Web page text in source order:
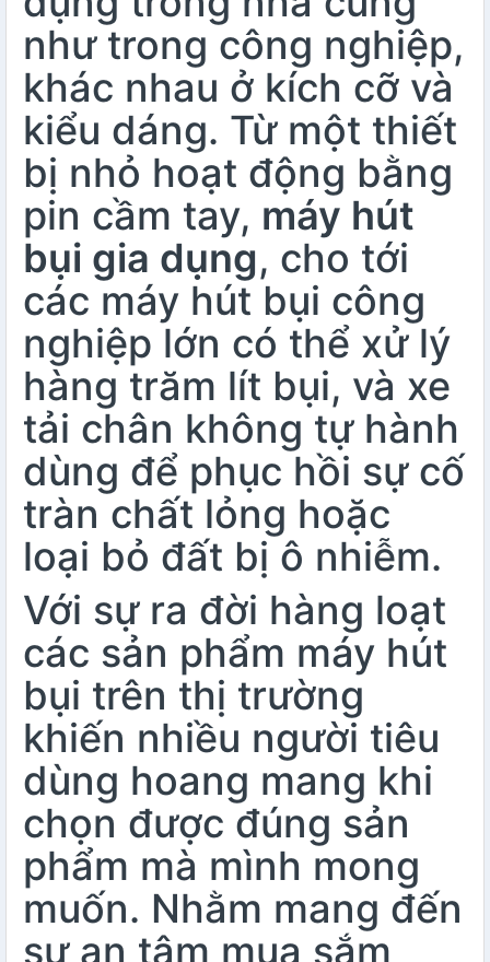
như trong công nghiệp,
khác nhau ở kích cỡ và
kiểu dáng. Từ một thiết
bị nhỏ hoạt động bằng
pin cầm tay, máy hút
bụi gia dụng, cho tới
các máy hút bụi công
nghiệp lớn có thể xử lý
hàng trăm lít bụi, và xe
tải chân không tự hành
dùng để phục hồi sự cố
tràn chất lỏng hoặc
loại bỏ đất bị ô nhiễm.
Với sự ra đời hàng loạt
các sản phẩm máy hút
bụi trên thị trường
khiến nhiều người tiêu
dùng hoang mang khi
chọn được đúng sản
phẩm mà mình mong
muốn. Nhằm mang đến
sự an tâm mua sắm